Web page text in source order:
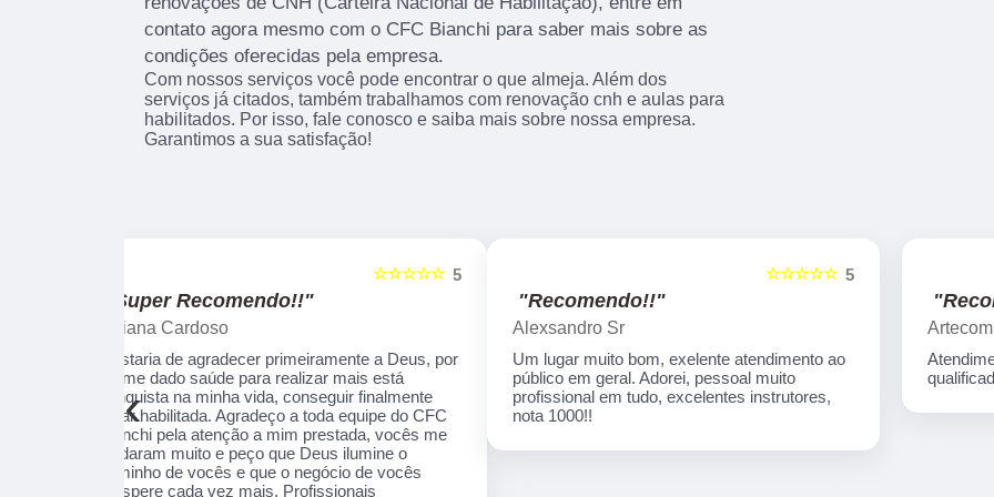
contato agora mesmo com o CFC Bianchi para saber mais sobre as
condições oferecidas pela empresa.
Com nossos serviços você pode encontrar o que almeja. Além dos
serviços já citados, também trabalhamos com renovação cnh e aulas para
habilitados. Por isso, fale conosco e saiba mais sobre nossa empresa.
Garantimos a sua satisfação!
☆☆☆☆☆
"Recomendo!!"
Alexsandro Sr
Um lugar muito bom, exelente atendimento ao
público em geral. Adorei, pessoal muito
profissional em tudo, excelentes instrutores,
nota 1000!!
☆☆☆☆☆
"Recomendo!!"
Artecom informatica
Atendimento especial, professores
qualificados, serviços de qualidade.
‹